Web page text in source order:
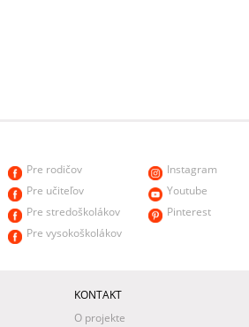
Pre rodičov
Pre učiteľov
Pre stredoškolákov
Pre vysokoškolákov
Instagram
Youtube
Pinterest
KONTAKT
O projekte